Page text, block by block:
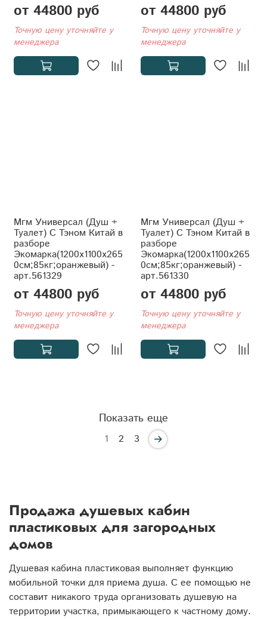
от 44800 руб
Точную цену уточняйте у
менеджера
от 44800 руб
Точную цену уточняйте у
менеджера
Мгм Универсал (Душ +
Туалет) С Тэном Китай в
разборе
Экомарка(1200x1100x265
0см;85кг;оранжевый) -
арт.561329
от 44800 руб
Точную цену уточняйте у
менеджера
Мгм Универсал (Душ +
Туалет) С Тэном Китай в
разборе
Экомарка(1200x1100x265
0см;85кг;оранжевый) -
арт.561330
от 44800 руб
Точную цену уточняйте у
менеджера
Показать еще
1 2 3
Продажа душевых кабин
пластиковых для загородных
домов
Душевая кабина пластиковая выполняет функцию
мобильной точки для приема душа. С ее помощью не
составит никакого труда организовать душевую на
территории участка, примыкающего к частному дому.